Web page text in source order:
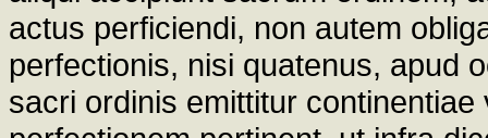
actus perficiendi, non autem
perfectionis, nisi quatenus, apud
sacri ordinis emittitur